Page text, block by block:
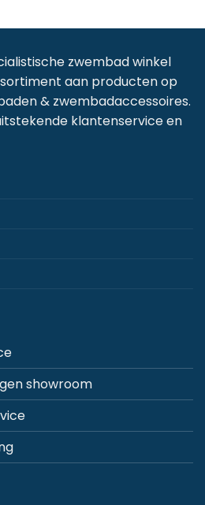
zwembad winkel
aan producten op
& zwembadaccessoires.
klantenservice en
showroom